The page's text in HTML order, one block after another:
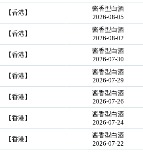
【香港】
酱香型白酒
2026-08-05
【香港】
酱香型白酒
2026-08-02
【香港】
酱香型白酒
2026-07-30
【香港】
酱香型白酒
2026-07-29
【香港】
酱香型白酒
2026-07-26
【香港】
酱香型白酒
2026-07-24
【香港】
酱香型白酒
2026-07-22